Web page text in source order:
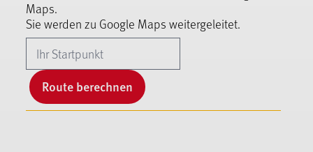
Maps.
Sie werden zu Google Maps weitergeleitet.
Route berechnen